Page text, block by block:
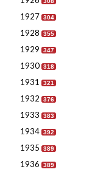
1927 304
1928 355
1929 347
1930 318
1931 321
1932 376
1933 383
1934 392
1935 389
1936 389